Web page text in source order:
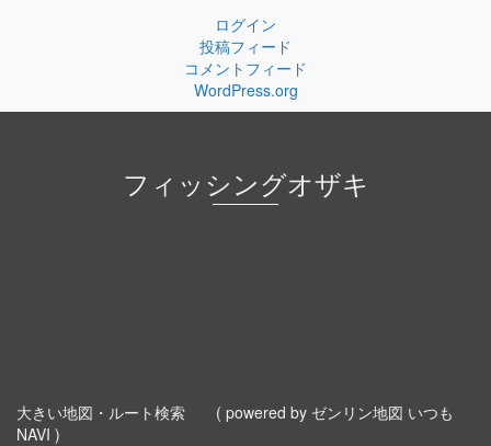
ログイン
投稿フィード
コメントフィード
WordPress.org
フィッシングオザキ
大きい地図・ルート検索
( powered by ゼンリン地図 いつも
NAVI )